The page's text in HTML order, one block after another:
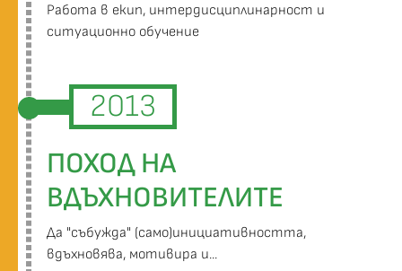
Работа в екип, интердисциплинарност и
ситуационно обучение
2013
ПОХОД НА
ВДЪХНОВИТЕЛИТЕ
Да "събужда" (само)инициативността,
вдъхновява, мотивира и...